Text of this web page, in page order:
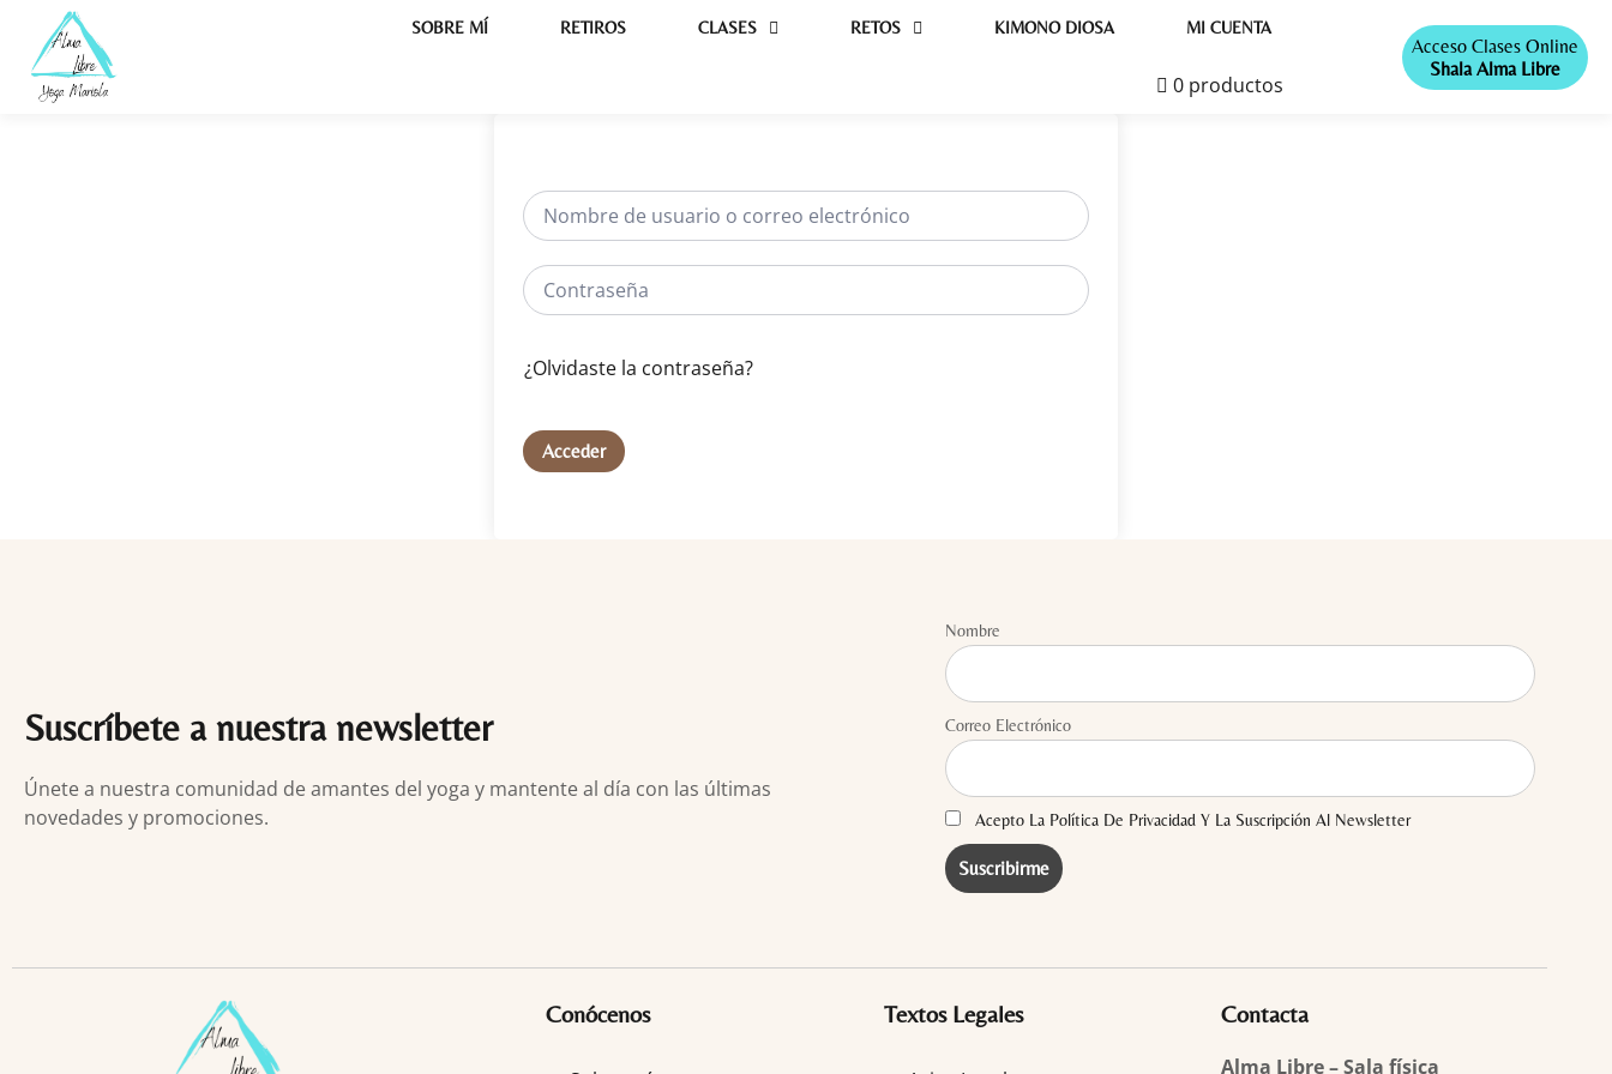
SOBRE MÍ RETIROS CLASES RETOS KIMONO DIOSA MI CUENTA
0 productos
Acceso Clases Online
Shala Alma Libre
¿Olvidaste la contraseña?
Acceder
Suscríbete a nuestra newsletter
Únete a nuestra comunidad de amantes del yoga y mantente al día con las últimas
novedades y promociones.
Nombre
Correo Electrónico
Acepto La Política De Privacidad Y La Suscripción Al Newsletter
Conócenos Textos Legales Contacta
Alma Libre – Sala física